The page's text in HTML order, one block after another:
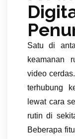
Satu di
keamanan
video
terhubung
lewat cara
rutin di
Beberapa